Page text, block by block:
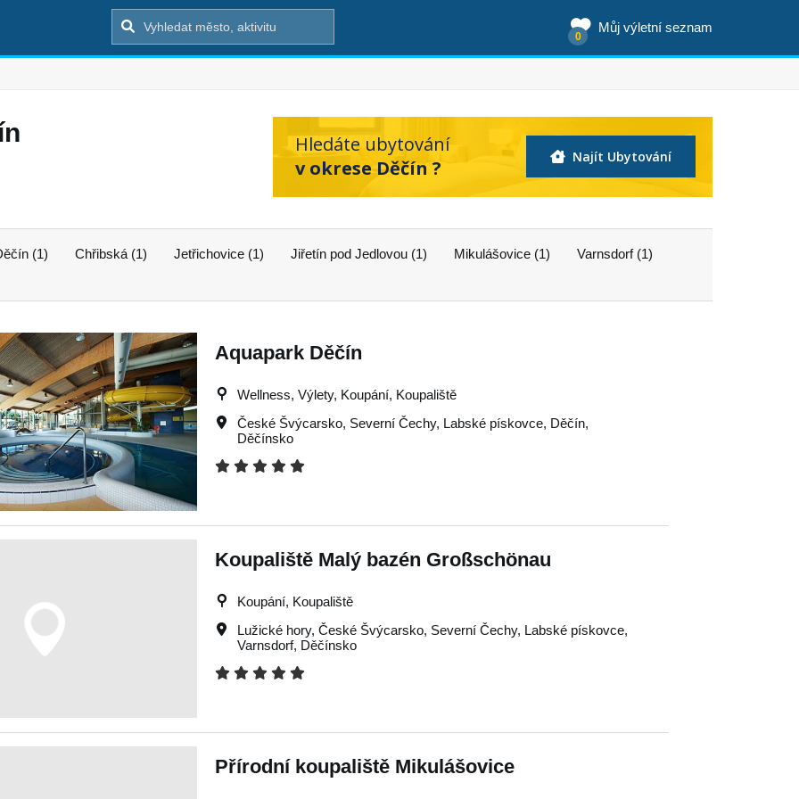
Můj výletní seznam
0
Hledáte ubytování
v okrese Děčín ?
Najít Ubytování
(1) Chřibská (1) Jetřichovice (1) Jiřetín pod Jedlovou (1) Mikulášovice (1) Varnsdorf (1)
Aquapark Děčín
Wellness, Výlety, Koupání, Koupaliště
České Švýcarsko, Severní Čechy, Labské pískovce, Děčín,
Děčínsko
Koupaliště Malý bazén Großschönau
Koupání, Koupaliště
Lužické hory,České Švýcarsko, Severní Čechy, Labské pískovce,
Varnsdorf, Děčínsko
Přírodní koupaliště Mikulášovice